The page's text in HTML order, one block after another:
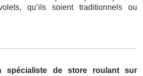
qu’ils soient traditionnels ou
spécialiste de store roulant
sur